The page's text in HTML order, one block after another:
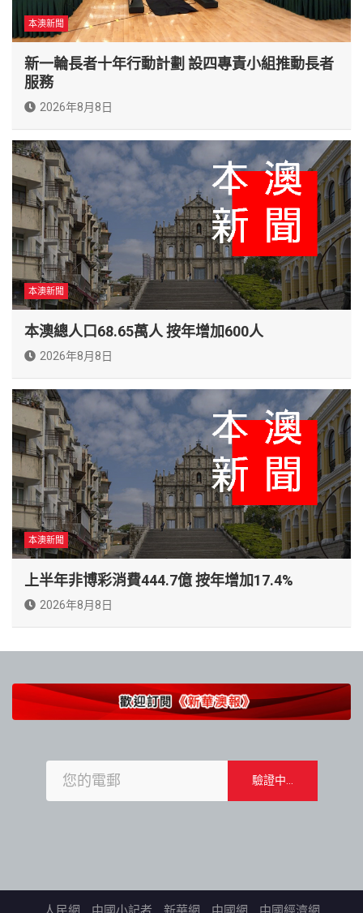
本澳新聞
新一輪長者十年行動計劃 設四專責小組推動長者
服務
2026年8月8日
本澳新聞
本澳總人口68.65萬人 按年增加600人
2026年8月8日
本澳新聞
上半年非博彩消費444.7億 按年增加17.4%
2026年8月8日